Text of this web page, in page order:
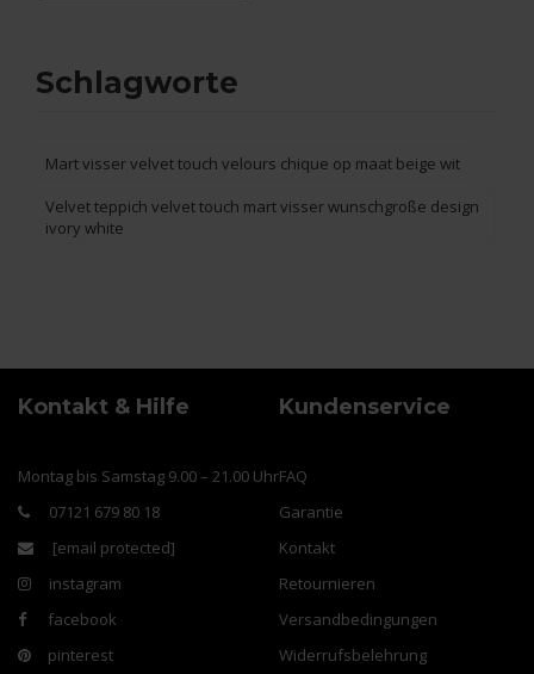
Schlagworte
Mart visser velvet touch velours chique op maat beige wit
Velvet teppich velvet touch mart visser wunschgroße design
ivory white
Kontakt & Hilfe
Montag bis Samstag 9.00 – 21.00 Uhr
07121 679 80 18
[email protected]
instagram
facebook
pinterest
Kundenservice
FAQ
Garantie
Kontakt
Retournieren
Versandbedingungen
Widerrufsbelehrung